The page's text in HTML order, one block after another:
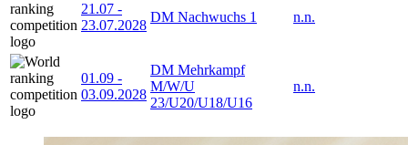
21.07 -
23.07.2028
DM Nachwuchs 1 n.n.
01.09 -
03.09.2028
DM Mehrkampf
M/W/U
23/U20/U18/U16
n.n.